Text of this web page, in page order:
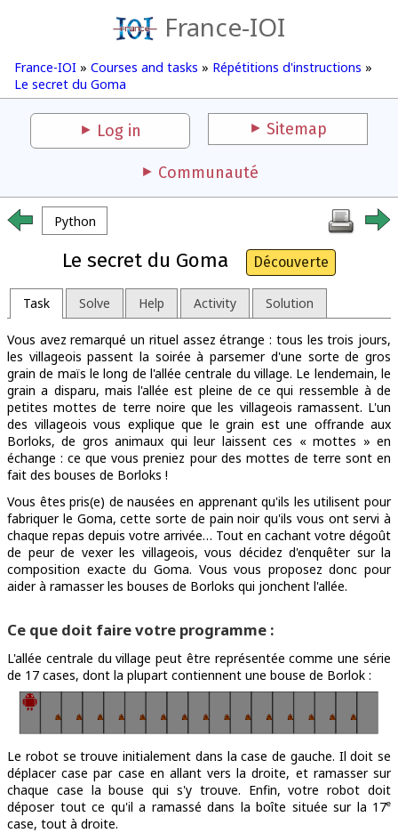
France-IOI
France-IOI » Courses and tasks » Répétitions d'instructions »
Le secret du Goma
Log in Sitemap
Communauté
Python
Le secret du Goma Découverte
Task Solve Help Activity Solution
Vous avez remarqué un rituel assez étrange : tous les trois jours,
les villageois passent la soirée à parsemer d'une sorte de gros
grain de maïs le long de l'allée centrale du village. Le lendemain, le
grain a disparu, mais l'allée est pleine de ce qui ressemble à de
petites mottes de terre noire que les villageois ramassent. L'un
des villageois vous explique que le grain est une offrande aux
Borloks, de gros animaux qui leur laissent ces « mottes » en
échange : ce que vous preniez pour des mottes de terre sont en
fait des bouses de Borloks !
Vous êtes pris(e) de nausées en apprenant qu'ils les utilisent pour
fabriquer le Goma, cette sorte de pain noir qu'ils vous ont servi à
chaque repas depuis votre arrivée… Tout en cachant votre dégoût
de peur de vexer les villageois, vous décidez d'enquêter sur la
composition exacte du Goma. Vous vous proposez donc pour
aider à ramasser les bouses de Borloks qui jonchent l'allée.
Ce que doit faire votre programme :
L'allée centrale du village peut être représentée comme une série
de 17 cases, dont la plupart contiennent une bouse de Borlok :
Le robot se trouve initialement dans la case de gauche. Il doit se
déplacer case par case en allant vers la droite, et ramasser sur
chaque case la bouse qui s'y trouve. Enfin, votre robot doit
déposer tout ce qu'il a ramassé dans la boîte située sur la 17e
case, tout à droite.